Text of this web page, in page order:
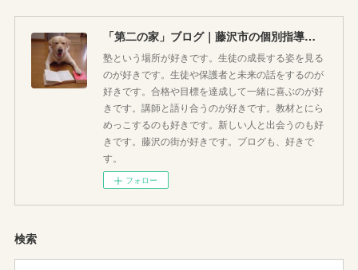
「第二の家」ブログ｜藤沢市の個別指導塾のお話
塾という場所が好きです。生徒の成長する姿を見る
のが好きです。生徒や保護者と未来の話をするのが
好きです。合格や目標を達成して一緒に喜ぶのが好
きです。講師と語り合うのが好きです。教材とにら
めっこするのも好きです。新しい人と出会うのも好
きです。藤沢の街が好きです。ブログも、好きで
す。
フォロー
検索